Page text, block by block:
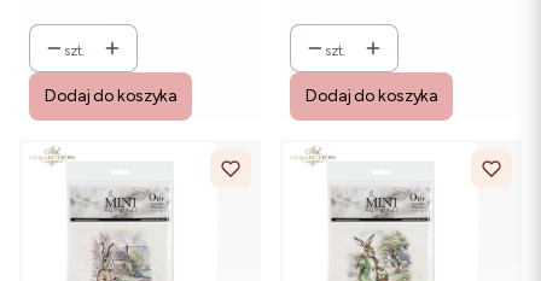
szt.
Dodaj do koszyka
szt.
Dodaj do koszyka